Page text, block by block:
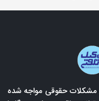
مشکلات حقوقی مواجه شده